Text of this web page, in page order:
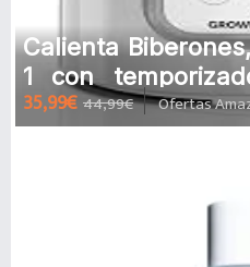
Calienta
1 con
alimentos para
35,99€ 44,99€ Ofertas